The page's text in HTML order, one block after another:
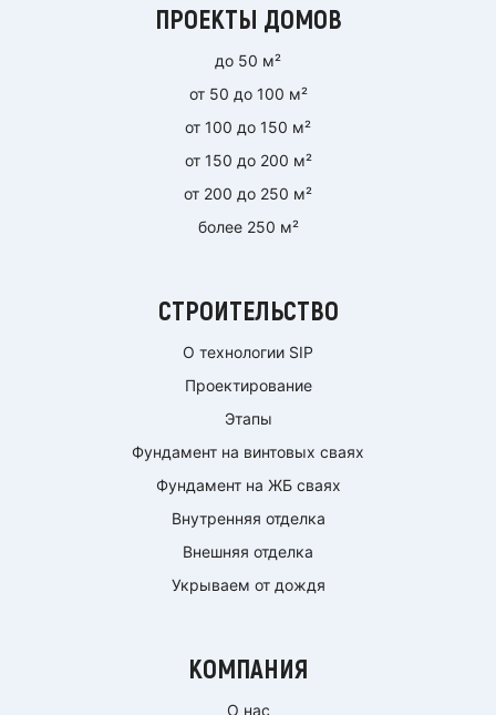
ПРОЕКТЫ ДОМОВ
до 50 м²
от 50 до 100 м²
от 100 до 150 м²
от 150 до 200 м²
от 200 до 250 м²
более 250 м²
СТРОИТЕЛЬСТВО
О технологии SIP
Проектирование
Этапы
Фундамент на винтовых сваях
Фундамент на ЖБ сваях
Внутренняя отделка
Внешняя отделка
Укрываем от дождя
КОМПАНИЯ
О нас